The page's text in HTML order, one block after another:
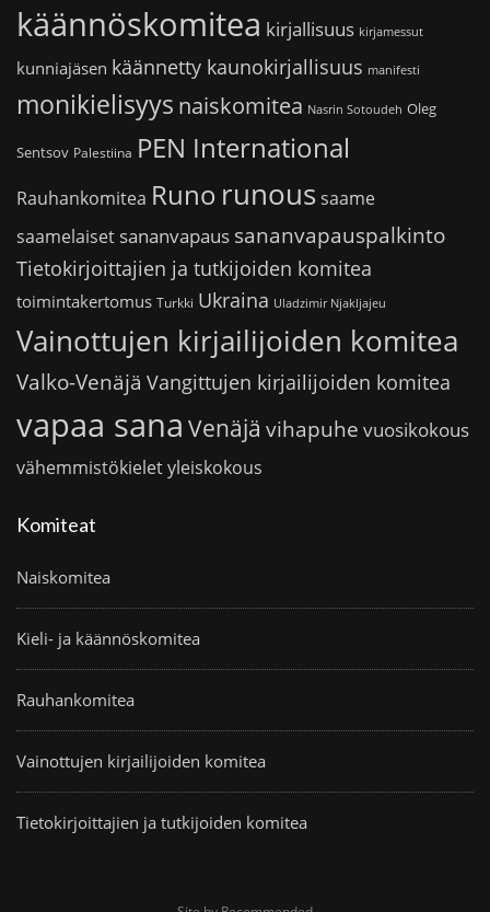
käännöskomitea kirjallisuus kirjamessut
kunniajäsen käännetty kaunokirjallisuus manifesti
monikielisyys naiskomitea Nasrin Sotoudeh Oleg
Sentsov Palestiina PEN International
Rauhankomitea Runo runoussaame
saamelaiset sananvapaus sananvapauspalkinto
Tietokirjoittajien ja tutkijoiden komitea
toimintakertomus Turkki Ukraina Uladzimir Njakljajeu
Vainottujen kirjailijoiden komitea
Valko-Venäjä Vangittujen kirjailijoiden komitea
vapaa sana Venäjä vihapuhe vuosikokous
vähemmistökieletyleiskokous
Komiteat
Naiskomitea
Kieli- ja käännöskomitea
Rauhankomitea
Vainottujen kirjailijoiden komitea
Tietokirjoittajien ja tutkijoiden komitea